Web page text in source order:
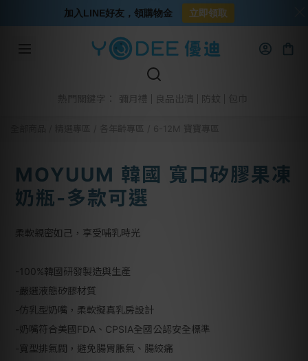
熱門關鍵字： 彌月禮 良品出清 防蚊
各年齡專區 6-12M 寶寶專區
MOYUUM 韓國 寬口矽膠果凍
奶瓶-多款可選
柔軟親密如己，享受哺乳時光
-100%韓國研發製造與生產
-嚴選液態矽膠材質
-仿乳型奶嘴，柔軟擬真乳房設計
-奶嘴符合美國FDA、CPSIA全國公認安全標準
-寬型排氣閥，避免腸胃脹氣、腸絞痛
加入LINE好友，領購物金 立即領取